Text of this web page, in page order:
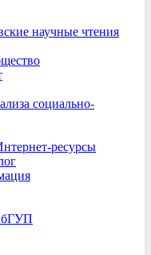
научные чтения
социально-
ресурсы